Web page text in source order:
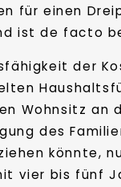
für einen
ist de facto
der
Wohnsitz
des
könnte,
vier bis fünf